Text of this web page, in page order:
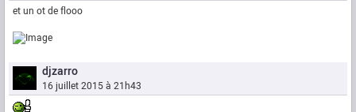
et un ot de flooo
djzarro
16 juillet 2015 à 21h43